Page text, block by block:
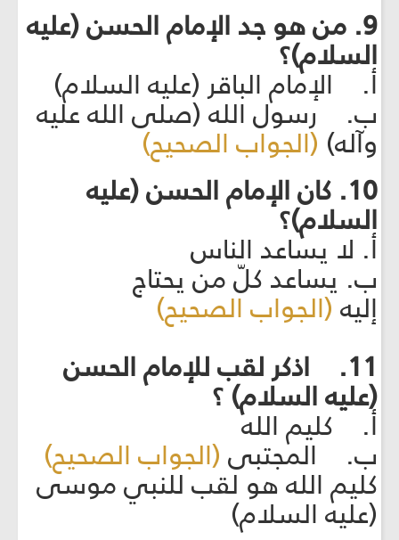
9. من هو جد الإمام الحسن (عليه
السلام)؟
أ. الإمام الباقر (عليه السلام)
ب. رسول الله (صلى الله عليه
وآله) (الجواب الصحيح)
10. كان الإمام الحسن (عليه
السلام)؟
أ. لا يساعد الناس
ب. يساعد كلّ من يحتاج
إليه (الجواب الصحيح)
11. اذكر لقب للإمام الحسن
(عليه السلام) ؟
أ. كليم الله
ب. المجتبى (الجواب الصحيح)
كليم الله هو لقب للنبي موسى
(عليه السلام)